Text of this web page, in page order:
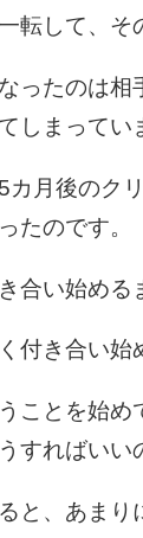
転して、そ
ったのは相
しまってい
カ月後のク
たのです。
合い始める
付き合い始
ことを始め
すればいい
と、あまり